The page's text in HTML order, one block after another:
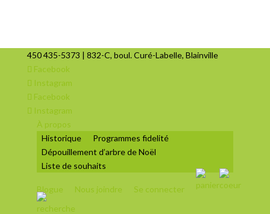
450 435-5373 | 832-C, boul. Curé-Labelle, Blainville
Facebook
Instagram
Facebook
Instagram
À propos
Historique
Programmes fidelité
Dépouillement d’arbre de Noël
Liste de souhaits
Blogue Nous joindre Se connecter